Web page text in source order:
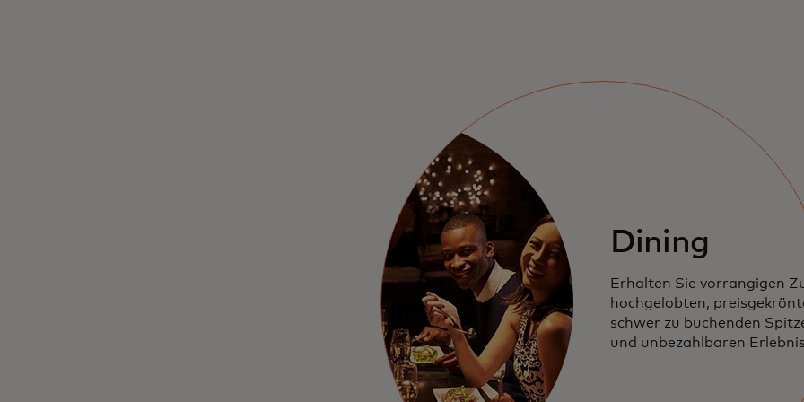
Dining
Erhalten Sie vorrangigen
hochgelobten,
schwer zu buchenden
und unbezahlbaren